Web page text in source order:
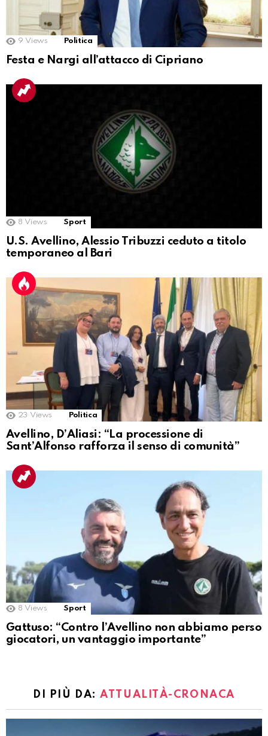
9 Views Politica
Festa e Nargi all’attacco di Cipriano
8 Views Sport
U.S. Avellino, Alessio Tribuzzi ceduto a titolo
temporaneo al Bari
23 Views Politica
Avellino, D’Aliasi: “La processione di
Sant’Alfonso rafforza il senso di comunità”
8 Views Sport
Gattuso: “Contro l’Avellino non abbiamo perso
giocatori, un vantaggio importante”
DI PIÙ DA:ATTUALITÀ-CRONACA